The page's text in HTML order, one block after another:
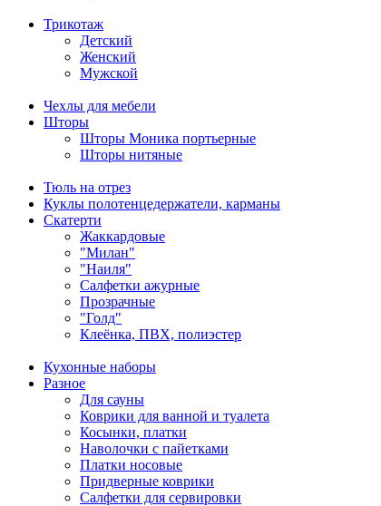
Трикотаж
Детский
Женский
Мужской
Чехлы для мебели
Шторы
Шторы Моника портьерные
Шторы нитяные
Тюль на отрез
Куклы полотенцедержатели, карманы
Скатерти
Жаккардовые
"Милан"
"Наиля"
Салфетки ажурные
Прозрачные
"Голд"
Клеёнка, ПВХ, полиэстер
Кухонные наборы
Разное
Для сауны
Коврики для ванной и туалета
Косынки, платки
Наволочки с пайетками
Платки носовые
Придверные коврики
Салфетки для сервировки